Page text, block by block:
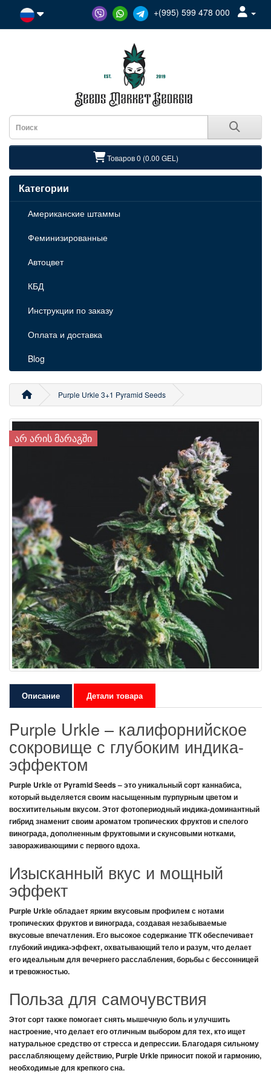
+(995) 599 478 000
Товаров 0 (0.00 GEL)
Категории
Американские штаммы
Феминизированные
Автоцвет
КБД
Инструкции по заказу
Оплата и доставка
Blog
Purple Urkle 3+1 Pyramid Seeds
ᲐᲠ ᲐᲠᲘᲡ ᲛᲐᲠᲐᲒᲨᲘ
Описание Детали товара
Purple Urkle – калифорнийское
сокровище с глубоким индика-
эффектом
Purple Urkleот Pyramid Seeds– это уникальный сорт каннабиса,
который выделяется своим насыщенным пурпурным цветом и
восхитительным вкусом. Этот фотопериодный индика-доминантный
гибрид знаменит своим ароматом тропических фруктов и спелого
винограда, дополненным фруктовыми и скунсовыми нотками,
завораживающими с первого вдоха.
Изысканный вкус и мощный
эффект
Purple Urkleобладает ярким вкусовым профилем с нотами
тропических фруктов и винограда, создавая незабываемые
вкусовые впечатления. Его высокое содержание ТГК обеспечивает
глубокий индика-эффект, охватывающий тело и разум, что делает
его идеальным для вечернего расслабления, борьбы с бессонницей
и тревожностью.
Польза для самочувствия
Этот сорт также помогает снять мышечную боль и улучшить
настроение, что делает его отличным выбором для тех, кто ищет
натуральное средство от стресса и депрессии. Благодаря сильному
расслабляющему действию, Purple Urkleприносит покой и гармонию,
необходимые для крепкого сна.